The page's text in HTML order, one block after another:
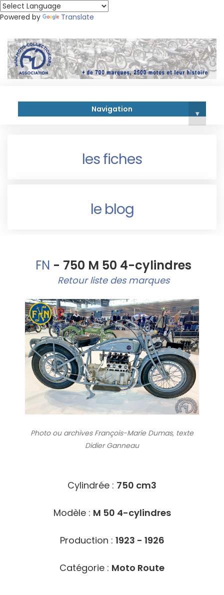
Powered by Translate
Navigation ▾
les fiches
le blog
FN - 750 M 50 4-cylindres
Retour liste des marques
Photo ou archivesFrançois-Marie Dumas, texte
Didier Ganneau
Cylindrée : 750 cm3
Modèle : M 50 4-cylindres
Production : 1923 - 1926
Catégorie : Moto Route